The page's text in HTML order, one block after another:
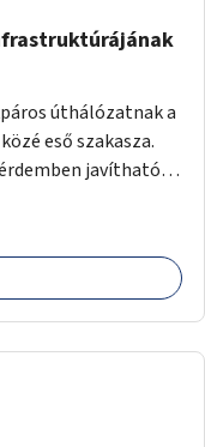
úthálózatnak a
eső szakasza.
javítható